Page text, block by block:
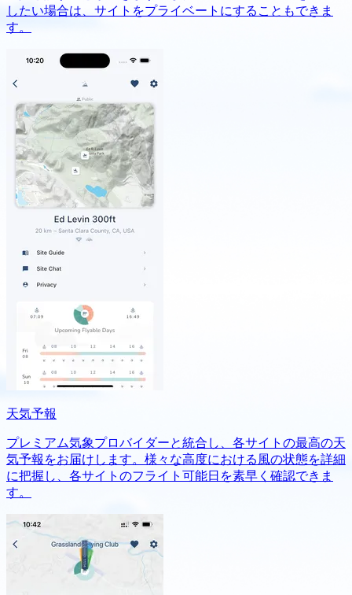
したい場合は、サイトをプライベートにすることもできま
す。
天気予報
プレミアム気象プロバイダーと統合し、各サイトの最高の天
気予報をお届けします。様々な高度における風の状態を詳細
に把握し、各サイトのフライト可能日を素早く確認できま
す。